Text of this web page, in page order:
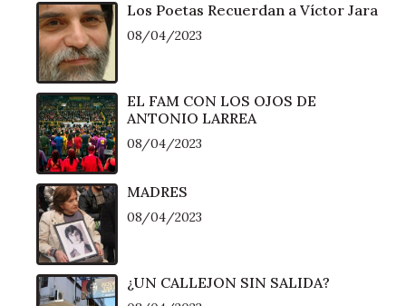
Los Poetas Recuerdan a Víctor Jara
08/04/2023
EL FAM CON LOS OJOS DE
ANTONIO LARREA
08/04/2023
MADRES
08/04/2023
¿UN CALLEJON SIN SALIDA?